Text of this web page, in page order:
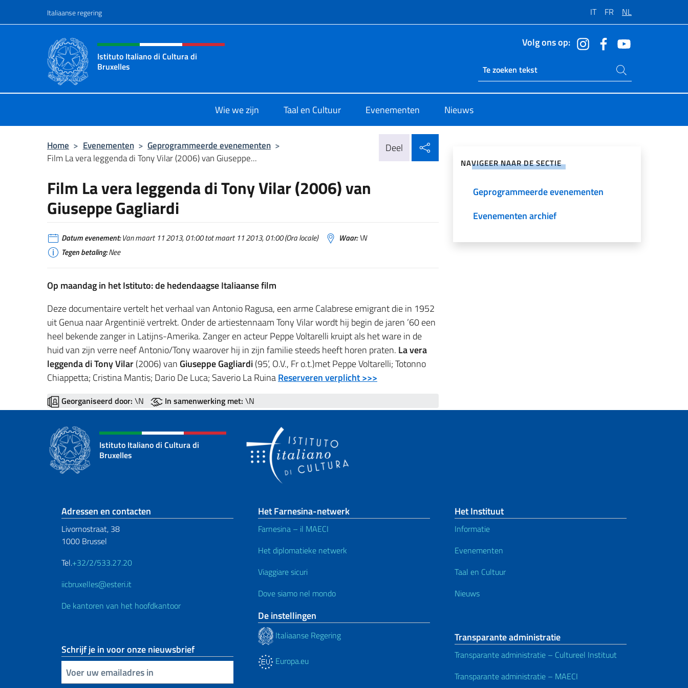
Italiaanse regering IT FR NL
Intestazione sito, social e menù
Istituto Italiano di Cultura di
Bruxelles
Volg ons op:
Ricerca sito live
Zoeken op de site
Wie we zijn Taal en Cultuur Evenementen Nieuws
Home > Evenementen > Geprogrammeerde evenementen >
Film La vera leggenda di Tony Vilar (2006) van Giuseppe...
Deel
Film La vera leggenda di Tony Vilar (2006) van
Giuseppe Gagliardi
Datum evenement:Van maart 11 2013, 01:00 tot maart 11 2013, 01:00 (Ora locale) Waar:\N
Tegen betaling:Nee
Op maandag in het Istituto: de hedendaagse Italiaanse film
Deze documentaire vertelt het verhaal van Antonio Ragusa, een arme Calabrese emigrant die in 1952
uit Genua naar Argentinië vertrekt. Onder de artiestennaam Tony Vilar wordt hij begin de jaren ’60 een
heel bekende zanger in Latijns-Amerika. Zanger en acteur Peppe Voltarelli kruipt als het ware in de
huid van zijn verre neef Antonio/Tony waarover hij in zijn familie steeds heeft horen praten. La vera
leggenda di Tony Vilar(2006) van Giuseppe Gagliardi(95’, O.V., Fr o.t.)met Peppe Voltarelli; Totonno
Chiappetta; Cristina Mantis; Dario De Luca; Saverio La RuinaReserveren verplicht >>>
Georganiseerd door: \N In samenwerking met: \N
NAVIGEER NAAR DE SECTIE
Geprogrammeerde evenementen
Evenementen archief
Istituto Italiano di Cultura di
Bruxelles
Voetregel sectie
Adressen en contacten
Livornostraat, 38
1000 Brussel
Tel.+32/2/533.27.20
iicbruxelles@esteri.it
De kantoren van het hoofdkantoor
Schrijf je in voor onze nieuwsbrief
Voer uw e-mailadres in
Het Farnesina-netwerk
Farnesina – il MAECI
Het diplomatieke netwerk
Viaggiare sicuri
Dove siamo nel mondo
De instellingen
Italiaanse Regering
Europa.eu
Het Instituut
Informatie
Evenementen
Taal en Cultuur
Nieuws
Transparante administratie
Transparante administratie – Cultureel Instituut
Transparante administratie – MAECI